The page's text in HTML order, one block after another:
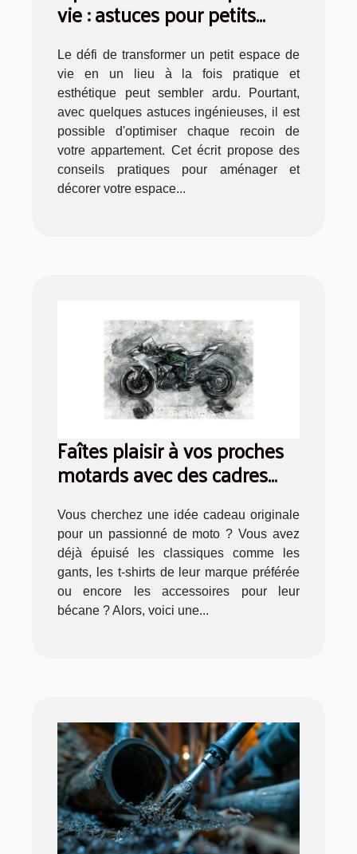
vie : astuces pour petits
appartements
Le défi de transformer un petit espace de
vie en un lieu à la fois pratique et
esthétique peut sembler ardu. Pourtant,
avec quelques astuces ingénieuses, il est
possible d'optimiser chaque recoin de
votre appartement. Cet écrit propose des
conseils pratiques pour aménager et
décorer votre espace...
Faîtes plaisir à vos proches
motards avec des cadres
Vous cherchez une idée cadeau originale
pour un passionné de moto ? Vous avez
déjà épuisé les classiques comme les
gants, les t-shirts de leur marque préférée
ou encore les accessoires pour leur
bécane ? Alors, voici une...